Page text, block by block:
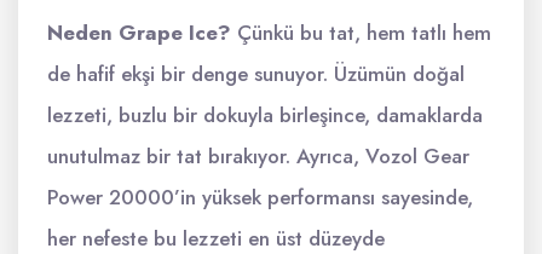
Neden Grape Ice? Çünkü bu tat, hem tatlı hem
de hafif ekşi bir denge sunuyor. Üzümün doğal
lezzeti, buzlu bir dokuyla birleşince, damaklarda
unutulmaz bir tat bırakıyor. Ayrıca, Vozol Gear
Power 20000’in yüksek performansı sayesinde,
her nefeste bu lezzeti en üst düzeyde